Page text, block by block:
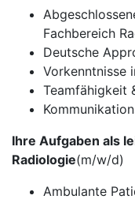
Fachbereich
Deutsche
Vorkenntnisse
Teamfähigkeit
Ihre Aufgaben als
Radiologie(m/w/d)
Ambulante